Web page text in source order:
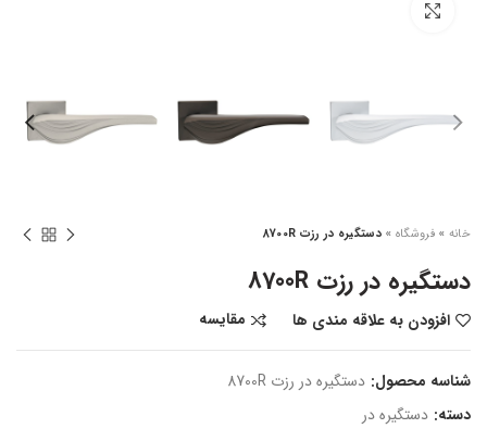
خانه »فروشگاه »دستگیره در رزت 8700R
دستگیره در رزت 8700R
افزودن به علاقه مندی ها مقایسه
شناسه محصول: دستگیره در رزت 8700R
دسته: دستگیره در